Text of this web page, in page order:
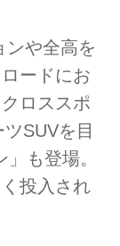
ンや全高を
ードにお
ロススポ
SUVを目
も登場。
投入され